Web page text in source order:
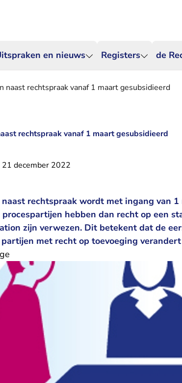
en nieuws Registers de
naast rechtspraak vanaf 1 maart gesubsidieerd
rechtspraak vanaf 1 maart gesubsidieerd
21 december 2022
rechtspraak wordt met ingang van
hebben dan recht op een
zijn verwezen. Dit betekent dat de
partijen met recht op toevoeging